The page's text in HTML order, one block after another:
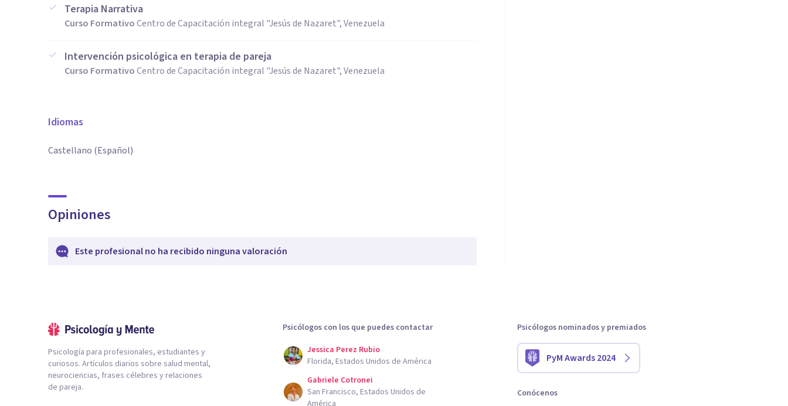
Terapia Narrativa
Curso FormativoCentro de Capacitación integral "Jesús de Nazaret", Venezuela
Intervención psicológica en terapia de pareja
Curso FormativoCentro de Capacitación integral "Jesús de Nazaret", Venezuela
Idiomas
Castellano (Español)
Opiniones
Este profesional no ha recibido ninguna valoración
Psicología para profesionales, estudiantes y
curiosos. Artículos diarios sobre salud mental,
neurociencias, frases célebres y relaciones
de pareja.
Psicólogos con los que puedes contactar
Jessica Perez Rubio
Florida, Estados Unidos de América
Gabriele Cotronei
San Francisco, Estados Unidos de
América
Psicólogos nominados y premiados
PyM Awards 2024
Conócenos